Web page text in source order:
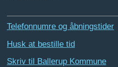
Telefonnumre og åbningstider
Husk at bestille tid
Skriv til Ballerup Kommune